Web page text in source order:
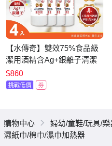
【水傳奇】雙效75%食品級
潔用酒精含Ag+銀離子清潔
液補充瓶 500ml(4入組)
$860
挑戰低價 券
購物中心 婦幼/童鞋/玩具/樂
濕紙巾/棉巾/濕巾加熱器